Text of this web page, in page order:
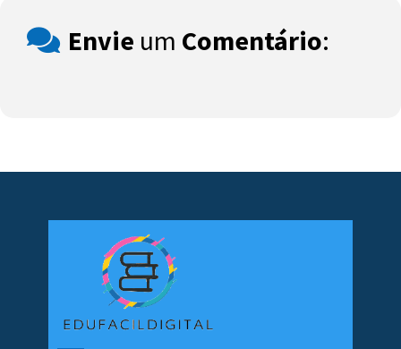
Envie um Comentário: